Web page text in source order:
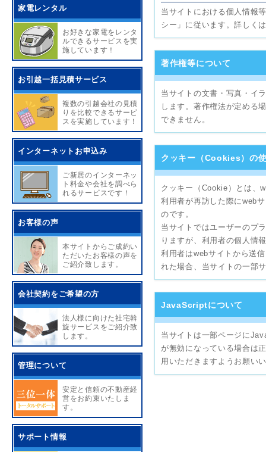
当サイトにおける個人情報
シー」に従います。詳しく
著作権等について
当サイトの文書・写真・イ
します。著作権法が定める
できません。
クッキー（Cookies）の
クッキー（Cookie）とは、
利用者が再訪した際にweb
のです。
当サイトではユーザーのプ
りますが、利用者の個人情
利用者はwebサイトから送
れた場合、当サイトの一部
JavaScriptについて
当サイトは一部ページに
が無効になっている場合は
用いただきますようお願い
家電レンタル
お好きな家電をレンタ
ルできるサービスを実
施しています！
お引越一括見積サービス
複数の引越会社の見積
りを比較できるサービ
スを実施しています！
インターネットお申込み
ご新居のインターネッ
ト料金や会社を調べら
れるサービスです！
お客様の声
本サイトからご成約い
ただいたお客様の声を
ご紹介致します。
会社契約をご希望の方
法人様に向けた社宅斡
旋サービスをご紹介致
します。
管理について
安定と信頼の不動産経
営をお約束いたしま
す。
サポート情報